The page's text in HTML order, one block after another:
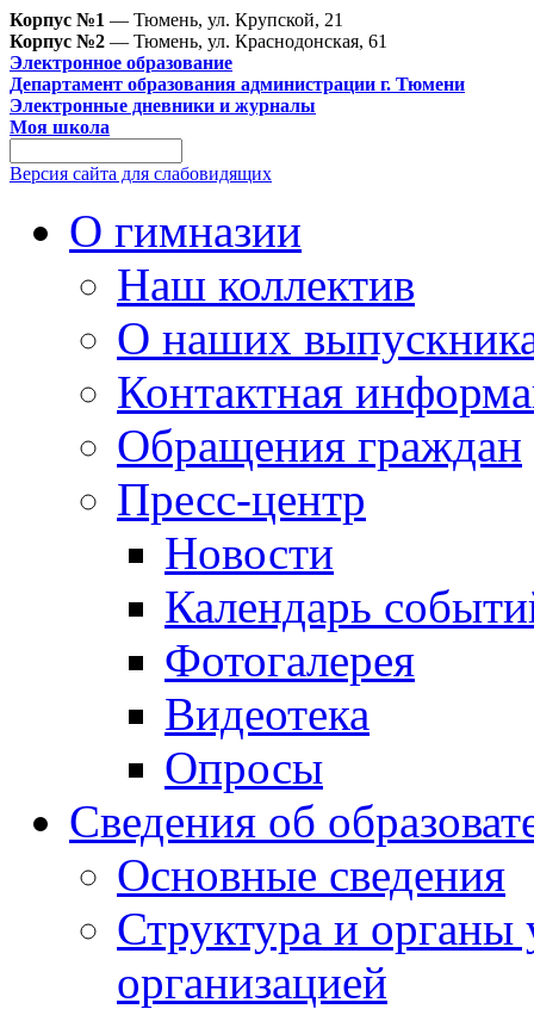
Корпус №1 — Тюмень, ул. Крупской, 21
Корпус №2 — Тюмень, ул. Краснодонская, 61
Электронное образование
Департамент образования администрации г. Тюмени
Электронные дневники и журналы
Моя школа
Версия сайта для слабовидящих
О гимназии
Наш коллектив
О наших
Контактная
Обращения граждан
Пресс-центр
Новости
Календарь
Фотогалерея
Видеотека
Опросы
Сведения об
Основные сведения
Структура и органы
организацией